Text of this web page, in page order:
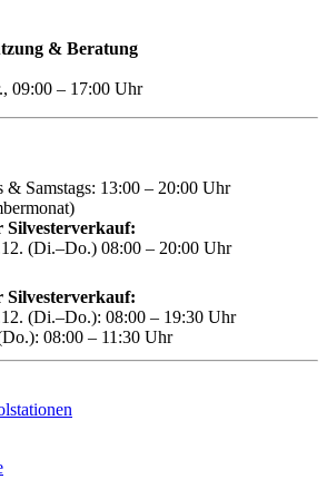
& Beratung
09:00 – 17:00 Uhr
& Samstags: 13:00 – 20:00 Uhr
Silvesterverkauf:
(Di.–Do.) 08:00 – 20:00 Uhr
Silvesterverkauf:
(Di.–Do.): 08:00 – 19:30 Uhr
08:00 – 11:30 Uhr